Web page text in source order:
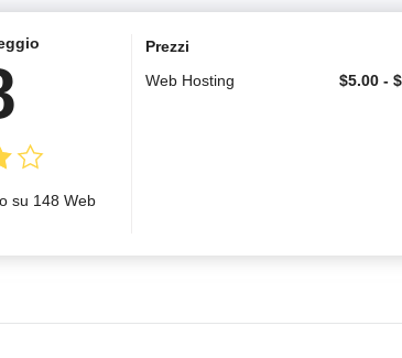
su 148 Web
Prezzi
Web Hosting
$5.00 - $